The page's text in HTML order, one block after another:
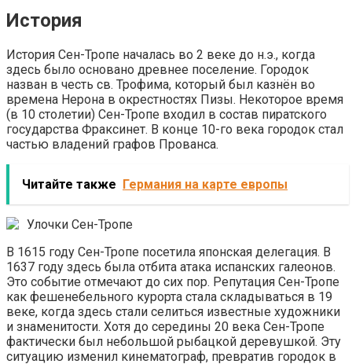
История
История Сен-Тропе началась во 2 веке до н.э., когда
здесь было основано древнее поселение. Городок
назван в честь св. Трофима, который был казнён во
времена Нерона в окрестностях Пизы. Некоторое время
(в 10 столетии) Сен-Тропе входил в состав пиратского
государства Фраксинет. В конце 10-го века городок стал
частью владений графов Прованса.
Читайте также Германия на карте европы
Улочки Сен-Тропе
В 1615 году Сен-Тропе посетила японская делегация. В
1637 году здесь была отбита атака испанских галеонов.
Это событие отмечают до сих пор. Репутация Сен-Тропе
как фешенебельного курорта стала складываться в 19
веке, когда здесь стали селиться известные художники
и знаменитости. Хотя до середины 20 века Сен-Тропе
фактически был небольшой рыбацкой деревушкой. Эту
ситуацию изменил кинематограф, превратив городок в